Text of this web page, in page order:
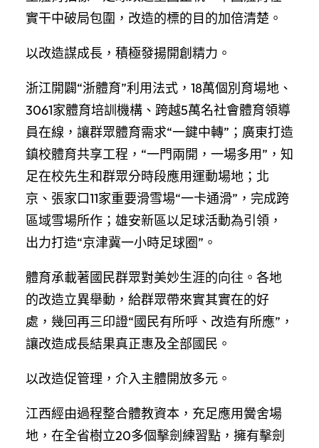
實干中破局包圍，改造的標的目的加倍清楚。
以改造謀成長，積極發揚開創精力。
浙江開闢“浙體育”利用法式，18萬個別育場地、
3061家體育培訓機構、跨越5萬名社會體育領導
員在線，讓群眾體育需求“一鍵中轉”；廣東打造
鎮校體育共享工程，“一門兩開，一場多用”，知
足在校先生和群眾分時段應用運動場地；北
京、張家口11家重要滑雪場“一卡通滑”，完成跨
區域雪場所作；雄安新區以足球活動為引領，
出力打造“京津冀一小時足球圈”。
體育承載著國民群眾對美妙生涯的向往。各地
的改造立異舉動，給群眾帶來實其實在的好
處，幾回再三印證“國民有所呼、改造有所應”，
讓改造成長結果真正惠及全部國民。
以改造促管理，介入主體開放多元。
江西經由過程整合體教資本，充足應用黌舍場
地，在全省樹立20多個擊劍練習點，擁有擊劍